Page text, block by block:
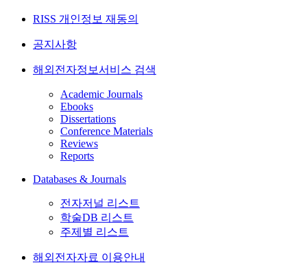
RISS 개인정보 재동의
공지사항
해외전자정보서비스 검색
Academic Journals
Ebooks
Dissertations
Conference Materials
Reviews
Reports
Databases & Journals
전자저널 리스트
학술DB 리스트
주제별 리스트
해외전자자료 이용안내